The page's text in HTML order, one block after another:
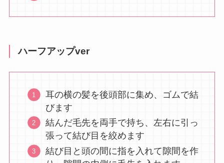
ハーフアップver
耳の横の髪を後頭部に集め、ゴムで結
びます
結んだ毛先を両手で持ち、左右に引っ
張って結び目を絞めます
結び目と頭の間に指を入れて隙間を作